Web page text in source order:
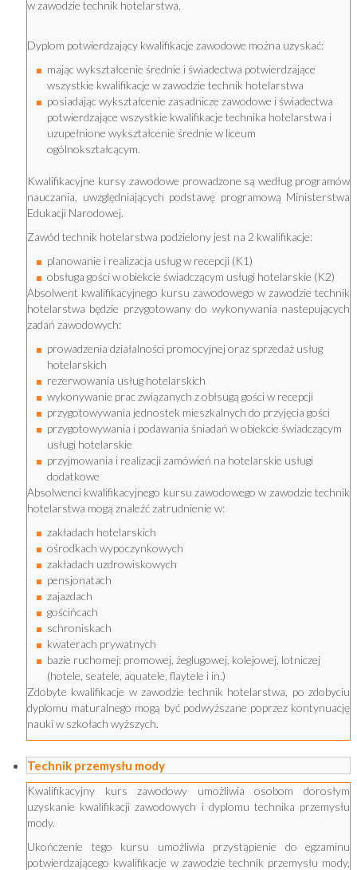
w zawodzie technik hotelarstwa.
Dyplom potwierdzający kwalifikacje zawodowe można uzyskać:
mając wykształcenie średnie i świadectwa potwierdzające
wszystkie kwalifikacje w zawodzie technik hotelarstwa
posiadając wykształcenie zasadnicze zawodowe i świadectwa
potwierdzające wszystkie kwalifikacje technika hotelarstwa i
uzupełnione wykształcenie średnie w liceum
ogólnokształcącym.
Kwalifikacyjne kursy zawodowe prowadzone są według programów
nauczania, uwzględniających podstawę programową Ministerstwa
Edukacji Narodowej.
Zawód technik hotelarstwa podzielony jest na 2 kwalifikacje:
planowanie i realizacja usług w recepcji (K1)
obsługa gości w obiekcie świadczącym usługi hotelarskie (K2)
Absolwent kwalifikacyjnego kursu zawodowego w zawodzie technik
hotelarstwa będzie przygotowany do wykonywania nastepujących
zadań zawodowych:
prowadzenia działalności promocyjnej oraz sprzedaż usług
hotelarskich
rezerwowania usług hotelarskich
wykonywanie prac związanych z obłsugą gości w recepcji
przygotowywania jednostek mieszkalnych do przyjęcia gości
przygotowywania i podawania śniadań w obiekcie świadczącym
usługi hotelarskie
przyjmowania i realizacji zamówień na hotelarskie usługi
dodatkowe
Absolwenci kwalifikacyjnego kursu zawodowego w zawodzie technik
hotelarstwa mogą znaleźć zatrudnienie w:
zakładach hotelarskich
ośrodkach wypoczynkowych
zakładach uzdrowiskowych
pensjonatach
zajazdach
gościńcach
schroniskach
kwaterach prywatnych
bazie ruchomej: promowej, żeglugowej, kolejowej, lotniczej
(hotele, seatele, aquatele, flaytele i in.)
Zdobyte kwalifikacje w zawodzie technik hotelarstwa, po zdobyciu
dyplomu maturalnego mogą być podwyższane poprzez kontynuację
nauki w szkołach wyższych.
Technik przemysłu mody
Kwalifikacyjny kurs zawodowy umożliwia osobom dorosłym
uzyskanie kwalifikacji zawodowych i dyplomu technika przemysłu
mody.
Ukończenie tego kursu umożliwia przystąpienie do egzaminu
potwierdzającego kwalifikacje w zawodzie technik przemysłu mody,